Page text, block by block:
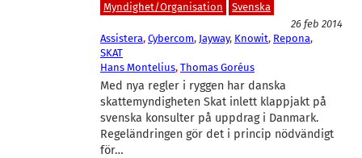
Myndighet/Organisation
Svenska
26 feb 2014
Assistera, Cybercom, Jayway, Knowit, Repona
SKAT
Hans Montelius, Thomas Goréus
Med nya regler i ryggen har danska
skattemyndigheten Skat inlett klappjakt på
svenska konsulter på uppdrag i Danmark.
Regeländringen gör det i princip nödvändigt
för…